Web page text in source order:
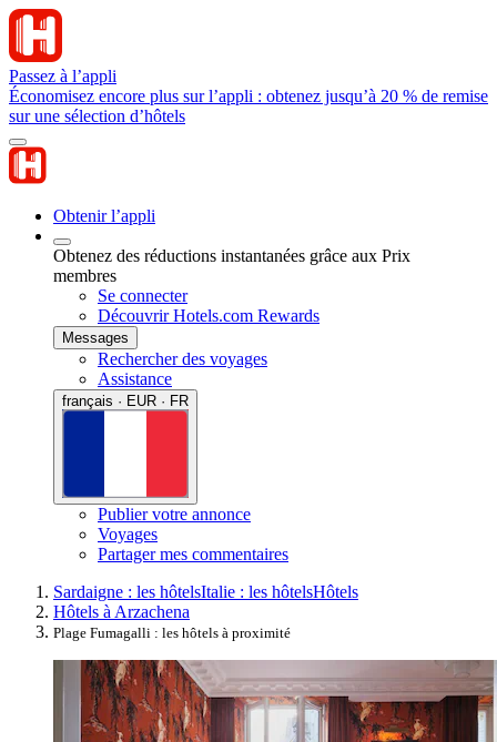
Passez à l’appli
Économisez encore plus sur l’appli : obtenez jusqu’à 20 % de remise
sur une sélection d’hôtels
Obtenir l’appli
Obtenez des réductions instantanées grâce aux Prix
membres
Se connecter
Découvrir Hotels.com Rewards
Messages
Rechercher des voyages
Assistance
français · EUR · FR
Publier votre annonce
Voyages
Partager mes commentaires
Sardaigne : les hôtelsItalie : les hôtelsHôtels
Hôtels à Arzachena
Plage Fumagalli : les hôtels à proximité